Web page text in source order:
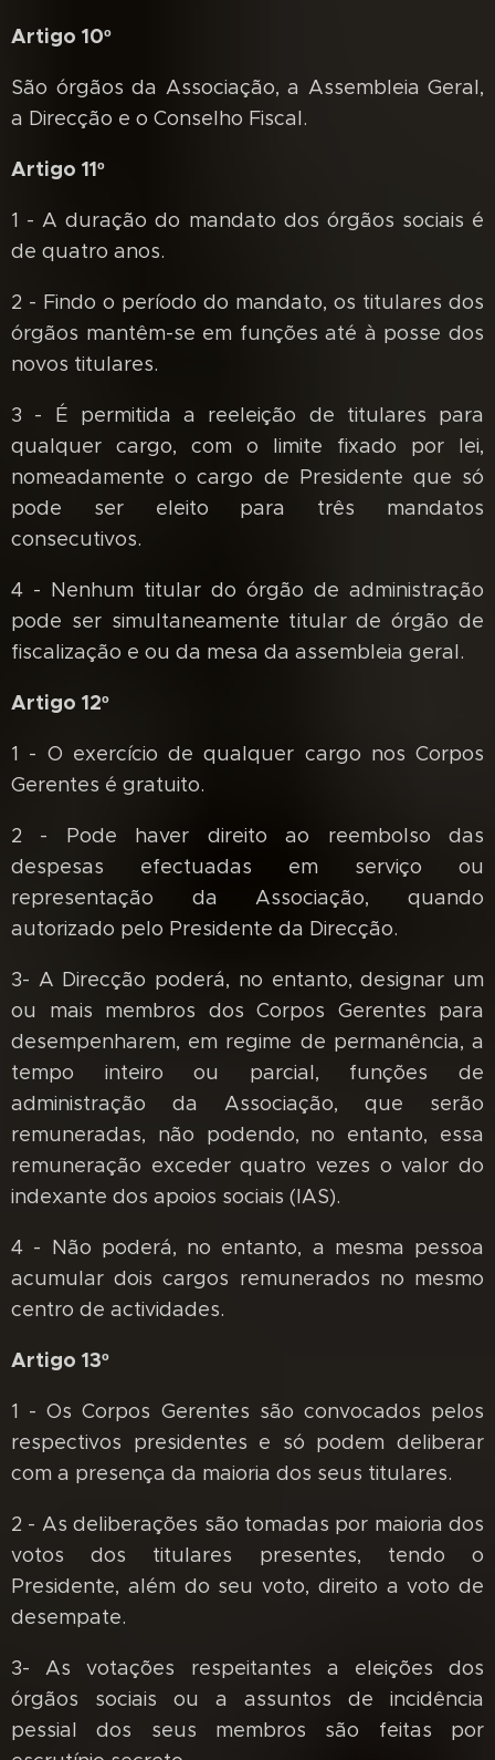
Artigo 10º
São órgãos da Associação, a Assembleia Geral,
a Direcção e o Conselho Fiscal.
Artigo 11º
1 - A duração do mandato dos órgãos sociais é
de quatro anos.
2 - Findo o período do mandato, os titulares dos
órgãos mantêm-se em funções até à posse dos
novos titulares.
3 - É permitida a reeleição de titulares para
qualquer cargo, com o limite fixado por lei,
nomeadamente o cargo de Presidente que só
pode ser eleito para três mandatos
consecutivos.
4 - Nenhum titular do órgão de administração
pode ser simultaneamente titular de órgão de
fiscalização e ou da mesa da assembleia geral.
Artigo 12º
1 - O exercício de qualquer cargo nos Corpos
Gerentes é gratuito.
2 - Pode haver direito ao reembolso das
despesas efectuadas em serviço ou
representação da Associação, quando
autorizado pelo Presidente da Direcção.
3- A Direcção poderá, no entanto, designar um
ou mais membros dos Corpos Gerentes para
desempenharem, em regime de permanência, a
tempo inteiro ou parcial, funções de
administração da Associação, que serão
remuneradas, não podendo, no entanto, essa
remuneração exceder quatro vezes o valor do
indexante dos apoios sociais (IAS).
4 - Não poderá, no entanto, a mesma pessoa
acumular dois cargos remunerados no mesmo
centro de actividades.
Artigo 13º
1 - Os Corpos Gerentes são convocados pelos
respectivos presidentes e só podem deliberar
com a presença da maioria dos seus titulares.
2 - As deliberações são tomadas por maioria dos
votos dos titulares presentes, tendo o
Presidente, além do seu voto, direito a voto de
desempate.
3- As votações respeitantes a eleições dos
órgãos sociais ou a assuntos de incidência
pessial dos seus membros são feitas por